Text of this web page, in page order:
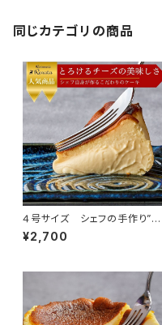
同じカテゴリの商品
４号サイズ シェフの手作り”と
ろけるなめらか” 濃厚バスク風
チーズケーキ
¥2,700